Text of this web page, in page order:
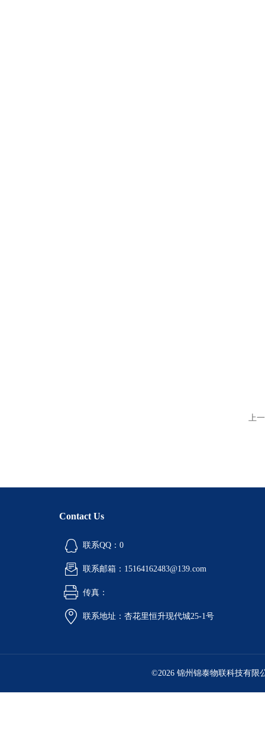
上
Contact Us
联系QQ：0
联系邮箱：15164162483@139.com
传真：
联系地址：杏花里恒升现代城25-1号
©2026 锦州锦泰物联科技有限